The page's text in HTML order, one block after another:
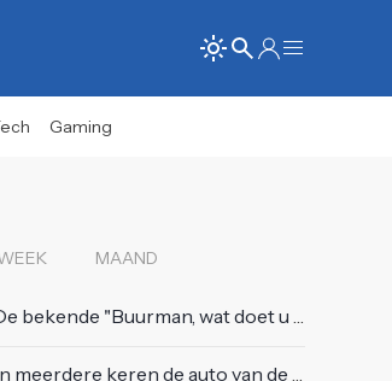
Gaming
MAAND
wat doet u nu?"-scène uit Flodder met Tatjana Šimić
de auto van de buren, maar doen alsof er niets gebeurd is